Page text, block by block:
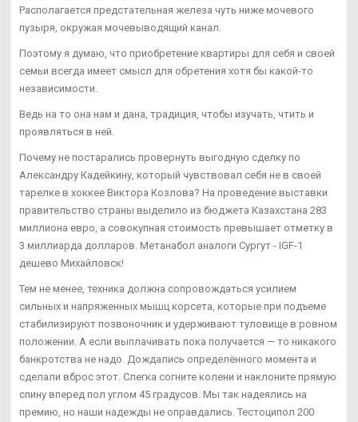
Располагается предстательная железа чуть ниже мочевого
пузыря, окружая мочевыводящий канал.
Поэтому я думаю, что приобретение квартиры для себя и своей
семьи всегда имеет смысл для обретения хотя бы какой-то
независимости.
Ведь на то она нам и дана, традиция, чтобы изучать, чтить и
проявляться в ней.
Почему не постарались провернуть выгодную сделку по
Александру Кадейкину, который чувствовал себя не в своей
тарелке в хоккее Виктора Козлова? На проведение выставки
правительство страны выделило из бюджета Казахстана 283
миллиона евро, а совокупная стоимость превышает отметку в
3 миллиарда долларов. Метанабол аналоги Сургут - IGF-1
дешево Михайловск!
Тем не менее, техника должна сопровождаться усилием
сильных и напряженных мышц корсета, которые при подъеме
стабилизируют позвоночник и удерживают туловище в ровном
положении. А если выплачивать пока получается — то никакого
банкротства не надо. Дождались определённого момента и
сделали вброс этот. Слегка согните колени и наклоните прямую
спину вперед пол углом 45 градусов. Мы так надеялись на
премию, но наши надежды не оправдались. Тестоципол 200